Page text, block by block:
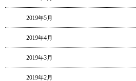
2019年5月
2019年4月
2019年3月
2019年2月